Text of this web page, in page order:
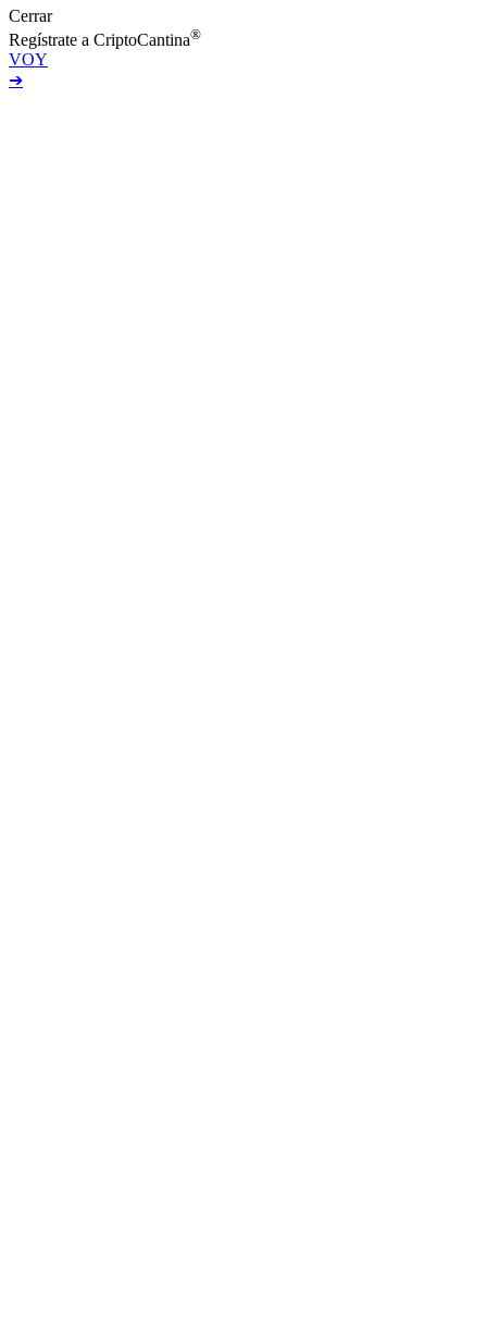
Cerrar
Regístrate a CriptoCantina®
VOY
➔